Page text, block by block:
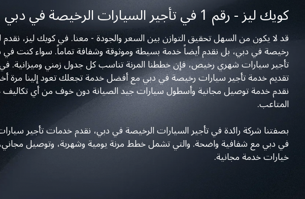
كويك ليز - رقم 1 في تأجير السيارات الرخيصة في دبي
قد لا يكون من السهل تحقيق التوازن بين السعر والجودة - معنا. في كويك ليز،
رخيصة في دبي، بل نقدم أيضاً خدمة بسيطة وموثوقة وشفافة تماماً. سواء كنت في
تأجير سيارات شهري رخيص، فإن خططنا المرنة تناسب كل جدول زمني وميزانية. في
تقديم خدمة تأجير سيارات رخيصة في دبي مع أفضل خدمة تجعلك تعود إلينا مرة
نقدم خدمة توصيل مجانية وأسطول سيارات جيد الصيانة دون خوف من أي
المتاعب.
بصفتنا شركة رائدة في تأجير السيارات الرخيصة في دبي، نقدم خدمات تأجير
في دبي مع شفافية واضحة. والتي تشمل خطط مرنة يومية وشهرية، وتوصيل
خيارات خدمة مجانية.